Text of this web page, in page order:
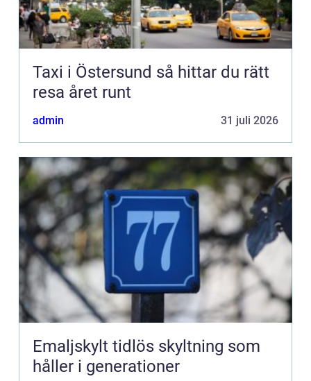
Taxi i Östersund så hittar du rätt
resa året runt
admin 31 juli 2026
Emaljskylt tidlös skyltning som
håller i generationer